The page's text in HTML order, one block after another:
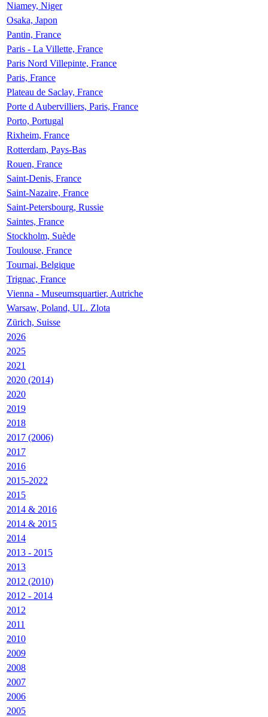
Niamey, Niger
Osaka, Japon
Pantin, France
Paris - La Villette, France
Paris Nord Villepinte, France
Paris, France
Plateau de Saclay, France
Porte d Aubervilliers, Paris, France
Porto, Portugal
Rixheim, France
Rotterdam, Pays-Bas
Rouen, France
Saint-Denis, France
Saint-Nazaire, France
Saint-Petersbourg, Russie
Saintes, France
Stockholm, Suède
Toulouse, France
Tournai, Belgique
Trignac, France
Vienna - Museumsquartier, Autriche
Warsaw, Poland, UL. Zlota
Zürich, Suisse
2026
2025
2021
2020 (2014)
2020
2019
2018
2017 (2006)
2017
2016
2015-2022
2015
2014 & 2016
2014 & 2015
2014
2013 - 2015
2013
2012 (2010)
2012 - 2014
2012
2011
2010
2009
2008
2007
2006
2005